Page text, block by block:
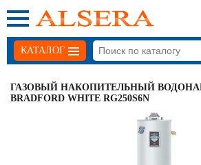
КАТАЛОГ
ГАЗОВЫЙ НАКОПИТЕЛЬНЫЙ
BRADFORD WHITE RG250S6N